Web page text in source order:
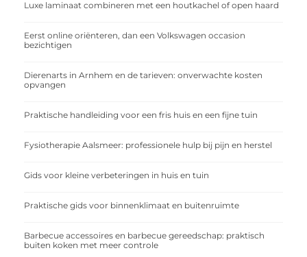
Luxe laminaat combineren met een houtkachel of open haard
Eerst online oriënteren, dan een Volkswagen occasion
bezichtigen
Dierenarts in Arnhem en de tarieven: onverwachte kosten
opvangen
Praktische handleiding voor een fris huis en een fijne tuin
Fysiotherapie Aalsmeer: professionele hulp bij pijn en herstel
Gids voor kleine verbeteringen in huis en tuin
Praktische gids voor binnenklimaat en buitenruimte
Barbecue accessoires en barbecue gereedschap: praktisch
buiten koken met meer controle